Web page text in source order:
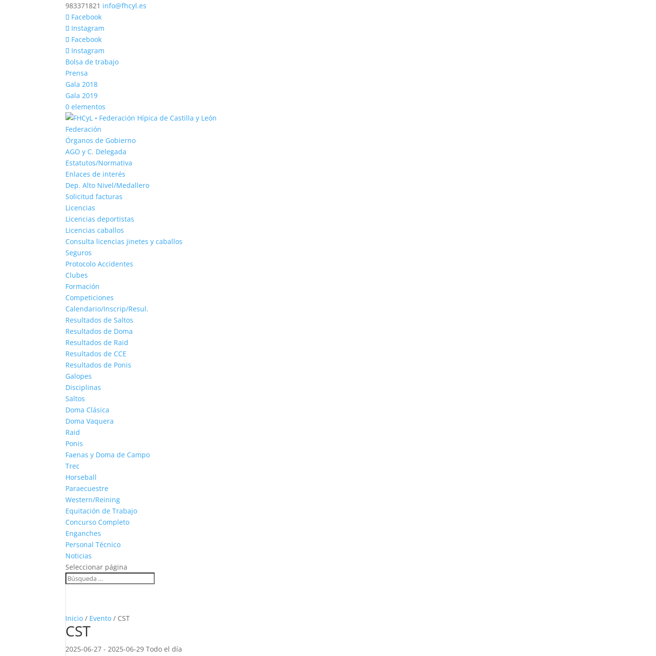
983371821 info@fhcyl.es
Facebook
Instagram
Facebook
Instagram
Bolsa de trabajo
Prensa
Gala 2018
Gala 2019
0 elementos
Federación
Órganos de Gobierno
AGO y C. Delegada
Estatutos/Normativa
Enlaces de interés
Dep. Alto Nivel/Medallero
Solicitud facturas
Licencias
Licencias deportistas
Licencias caballos
Consulta licencias jinetes y caballos
Seguros
Protocolo Accidentes
Clubes
Formación
Competiciones
Calendario/Inscrip/Resul.
Resultados de Saltos
Resultados de Doma
Resultados de Raid
Resultados de CCE
Resultados de Ponis
Galopes
Disciplinas
Saltos
Doma Clásica
Doma Vaquera
Raid
Ponis
Faenas y Doma de Campo
Trec
Horseball
Paraecuestre
Western/Reining
Equitación de Trabajo
Concurso Completo
Enganches
Personal Técnico
Noticias
Seleccionar página
Inicio / Evento / CST
CST
2025-06-27 - 2025-06-29 Todo el día